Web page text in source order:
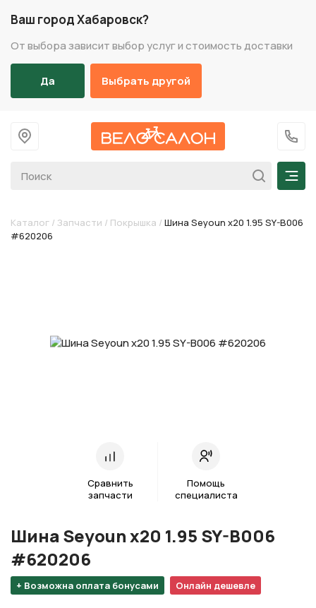
Ваш город Хабаровск?
От выбора зависит выбор услуг и стоимость доставки
Да Выбрать другой
На главную
+7
Каталог / Запчасти / Покрышка / Шина Seyoun х20 1.95 SY-B006
#620206
Сравнить
запчасти
Помощь
специалиста
+ Возможна оплата бонусами Онлайн дешевле
Шина Seyoun х20 1.95 SY-B006
#620206